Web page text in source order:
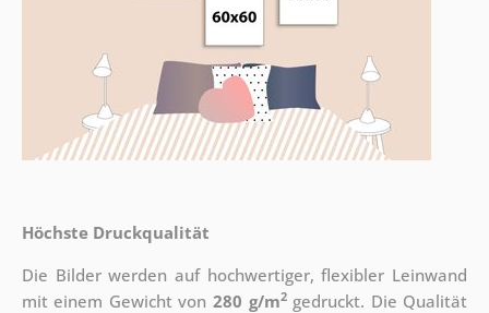
Höchste Druckqualität
Die Bilder werden auf hochwertiger, flexibler Leinwand
mit einem Gewicht von 280 g/m2gedruckt. Die Qualität